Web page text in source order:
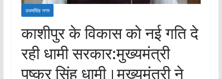
उधमसिंह नगर
काशीपुर के विकास को नई गति दे
रही धामी सरकार:मुख्यमंत्री
पुष्कर सिंह धामी।मुख्यमंत्री ने